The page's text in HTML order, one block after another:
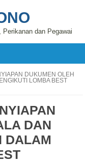
dan Pegawai
DUKUMEN OLEH
LOMBA BEST
DAN
DALAM